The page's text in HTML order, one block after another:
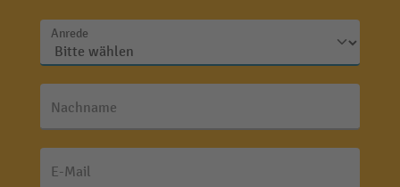
Anrede
Nachname
E-Mail